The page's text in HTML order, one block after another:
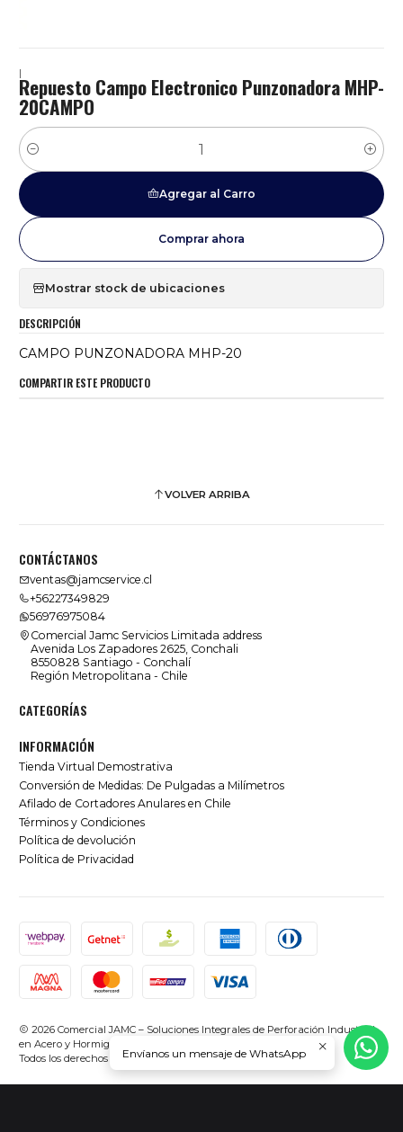
|
Repuesto Campo Electronico Punzonadora MHP-
20CAMPO
Cantidad
Agregar al Carro
Comprar ahora
Mostrar stock de ubicaciones
DESCRIPCIÓN
CAMPO PUNZONADORA MHP-20
COMPARTIR ESTE PRODUCTO
VOLVER ARRIBA
CONTÁCTANOS
ventas@jamcservice.cl
+56227349829
56976975084
Comercial Jamc Servicios Limitada address
Avenida Los Zapadores 2625, Conchali
8550828 Santiago - Conchalí
Región Metropolitana - Chile
CATEGORÍAS
INFORMACIÓN
Tienda Virtual Demostrativa
Conversión de Medidas: De Pulgadas a Milímetros
Afilado de Cortadores Anulares en Chile
Términos y Condiciones
Política de devolución
Política de Privacidad
2026 Comercial JAMC – Soluciones Integrales de Perforación Industrial
en Acero y Hormigón en Chile.
Todos los derechos reservados.Desarrollado por Jumpseller
Envíanos un mensaje de WhatsApp